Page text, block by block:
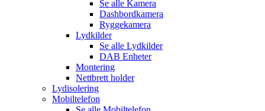
Se alle Kamera
Dashbordkamera
Ryggekamera
Lydkilder
Se alle Lydkilder
DAB Enheter
Montering
Nettbrett holder
Lydisolering
Mobiltelefon